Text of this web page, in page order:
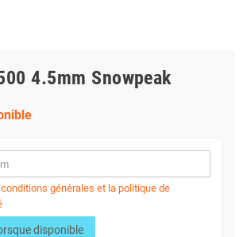
4.5mm Snowpeak
conditions générales et la politique de
disponible